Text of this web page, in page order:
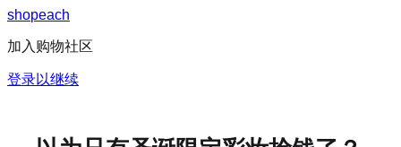
shopeach
加入购物社区
登录以继续